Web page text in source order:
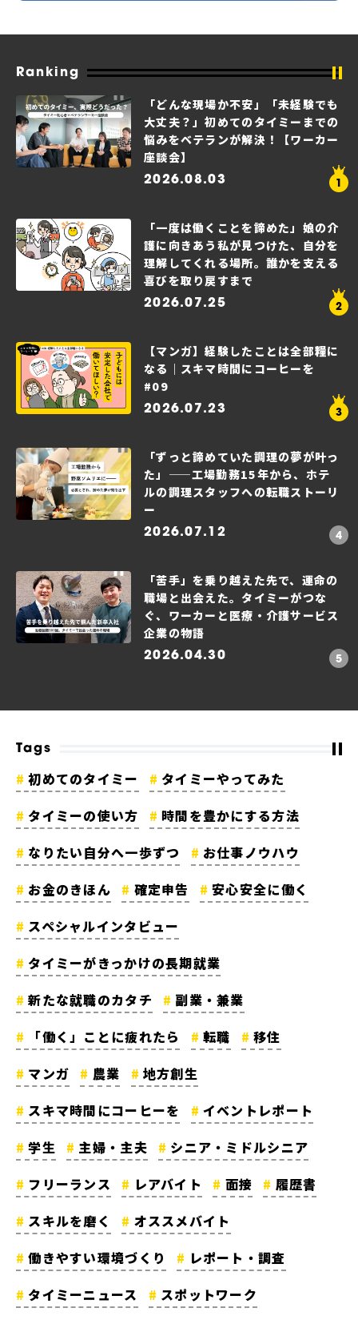
Ranking
「どんな現場か不安」「未経験でも
大丈夫？」初めてのタイミーまでの
悩みをベテランが解決！【ワーカー
座談会】
2026.08.03
「一度は働くことを諦めた」娘の介
護に向きあう私が見つけた、自分を
理解してくれる場所。誰かを支える
喜びを取り戻すまで
2026.07.25
【マンガ】経験したことは全部糧に
なる｜スキマ時間にコーヒーを
#09
2026.07.23
「ずっと諦めていた調理の夢が叶っ
た」——工場勤務15年から、ホテ
ルの調理スタッフへの転職ストーリ
ー
2026.07.12
「苦手」を乗り越えた先で、運命の
職場と出会えた。タイミーがつな
ぐ、ワーカーと医療・介護サービス
企業の物語
2026.04.30
Tags
初めてのタイミー
タイミーやってみた
タイミーの使い方
時間を豊かにする方法
なりたい自分へ一歩ずつ
お仕事ノウハウ
お金のきほん
確定申告
安心安全に働く
スペシャルインタビュー
タイミーがきっかけの長期就業
新たな就職のカタチ
副業・兼業
「働く」ことに疲れたら
転職
移住
マンガ
農業
地方創生
スキマ時間にコーヒーを
イベントレポート
学生
主婦・主夫
シニア・ミドルシニア
フリーランス
レアバイト 面接
履歴書
スキルを磨く
オススメバイト
働きやすい環境づくり
レポート・調査
タイミーニュース
スポットワーク